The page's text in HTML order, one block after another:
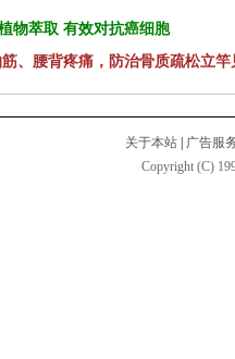
物萃取 有效对抗癌细胞
、腰背疼痛，防治骨质疏松立竿
关于本站
广告服
Copyright (C)